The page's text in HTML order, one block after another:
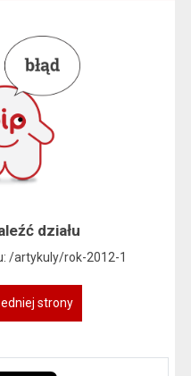
działu
/artykuly/rok-2012-1
strony